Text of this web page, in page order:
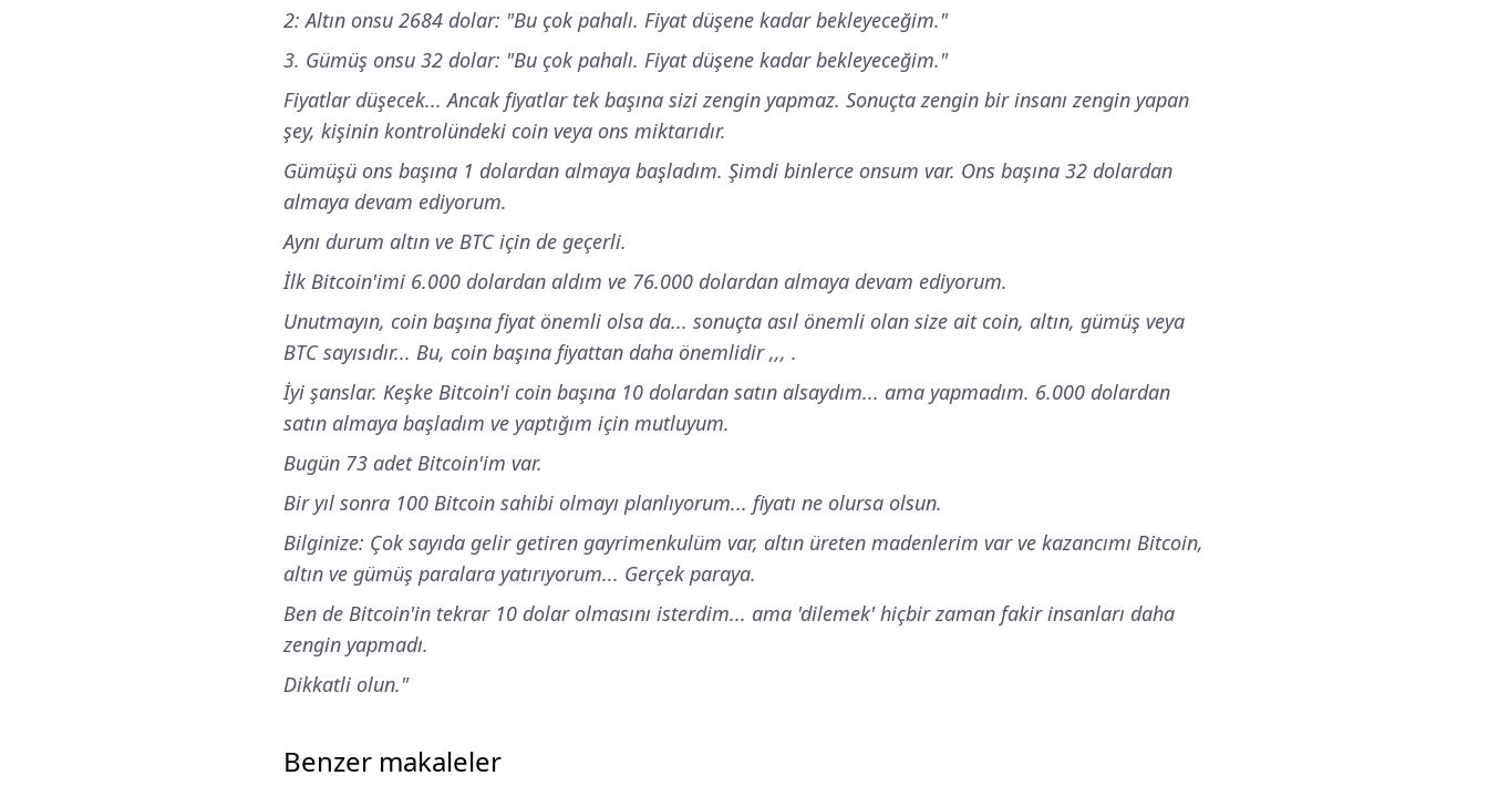
2: Altın onsu 2684 dolar: "Bu çok pahalı. Fiyat düşene kadar bekleyeceğim."
3. Gümüş onsu 32 dolar: "Bu çok pahalı. Fiyat düşene kadar bekleyeceğim."
Fiyatlar düşecek... Ancak fiyatlar tek başına sizi zengin yapmaz. Sonuçta zengin bir insanı zengin yapan
şey, kişinin kontrolündeki coin veya ons miktarıdır.
Gümüşü ons başına 1 dolardan almaya başladım. Şimdi binlerce onsum var. Ons başına 32 dolardan
almaya devam ediyorum.
Aynı durum altın ve BTC için de geçerli.
İlk Bitcoin'imi 6.000 dolardan aldım ve 76.000 dolardan almaya devam ediyorum.
Unutmayın, coin başına fiyat önemli olsa da... sonuçta asıl önemli olan size ait coin, altın, gümüş veya
BTC sayısıdır... Bu, coin başına fiyattan daha önemlidir ,,, .
İyi şanslar. Keşke Bitcoin'i coin başına 10 dolardan satın alsaydım... ama yapmadım. 6.000 dolardan
satın almaya başladım ve yaptığım için mutluyum.
Bugün 73 adet Bitcoin'im var.
Bir yıl sonra 100 Bitcoin sahibi olmayı planlıyorum... fiyatı ne olursa olsun.
Bilginize: Çok sayıda gelir getiren gayrimenkulüm var, altın üreten madenlerim var ve kazancımı Bitcoin,
altın ve gümüş paralara yatırıyorum... Gerçek paraya.
Ben de Bitcoin'in tekrar 10 dolar olmasını isterdim... ama 'dilemek' hiçbir zaman fakir insanları daha
zengin yapmadı.
Dikkatli olun."
Benzer makaleler